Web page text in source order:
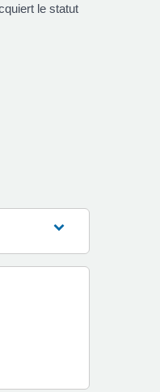
le statut